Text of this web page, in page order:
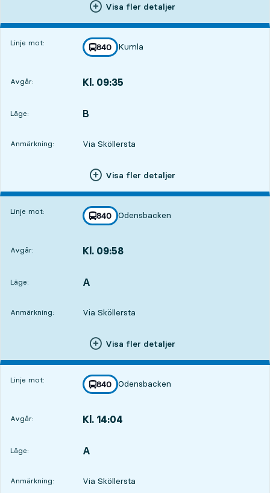
Visa fler detaljer
Linje mot: linje
840
mot
Kumla
,
Avgår: Kl. 09:35
Läge:
LÄGE, B
,
Anmärkning: Via Sköllersta
Visa fler detaljer
Linje mot: linje
840
mot
Odensbacken
,
Avgår: Kl. 09:58
Läge:
LÄGE, A
,
Anmärkning: Via Sköllersta
Visa fler detaljer
Linje mot: linje
840
mot
Odensbacken
,
Avgår: Kl. 14:04
Läge:
LÄGE, A
,
Anmärkning: Via Sköllersta